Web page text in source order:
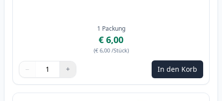
1 Packung
€ 6,00
(€ 6,00 /Stück)
Menge
Verwenden Sie die Tasten, um anzupassen
− +
Menge 1 In den Korb